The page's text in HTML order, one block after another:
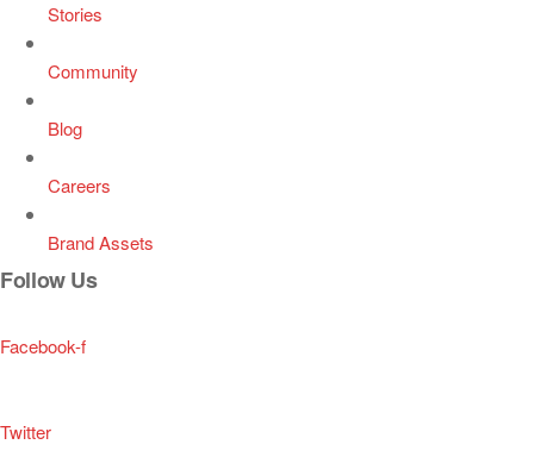
Stories
Community
Blog
Careers
Brand Assets
Follow Us
Facebook-f
Twitter